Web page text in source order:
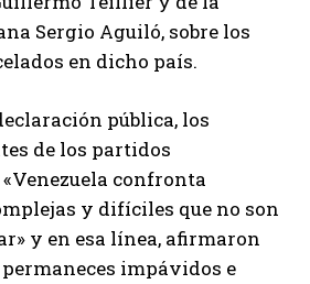
Sergio Aguiló, sobre los
en dicho país.
pública, los
de los partidos
confronta
y difíciles que no son
y en esa línea, afirmaron
permaneces impávidos e